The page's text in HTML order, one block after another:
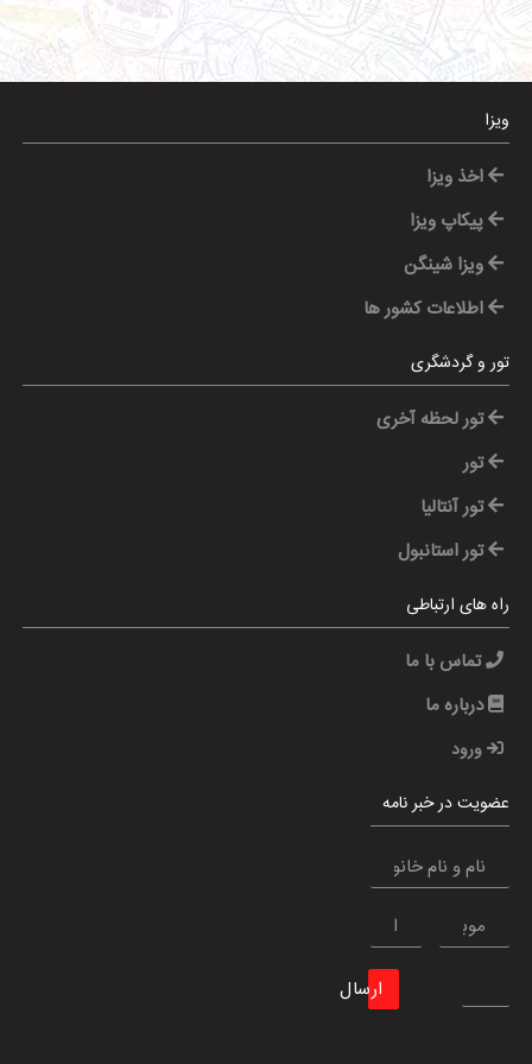
ویزا
اخذ ویزا
پیکاپ ویزا
ویزا شینگن
اطلاعات کشور ها
تور و گردشگری
تور لحظه آخری
تور
تور آنتالیا
تور استانبول
راه های ارتباطی
تماس با ما
درباره ما
ورود
عضویت در خبر نامه
ارسال